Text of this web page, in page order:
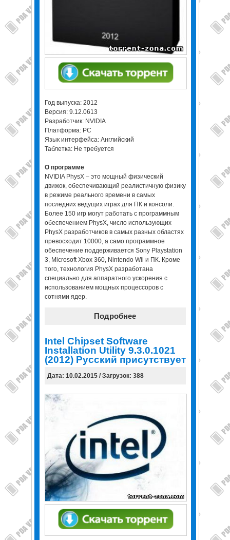
Год выпуска: 2012
Версия: 9.12.0613
Разработчик: NVIDIA
Платформа: PC
Язык интерфейса: Aнглийский
Таблетка: Не требуется
О программе
NVIDIA PhysX – это мощный физический
движок, обеспечивающий реалистичную физику
в режиме реального времени в самых
последних ведущих играх для ПК и консоли.
Более 150 игр могут работать с программным
обеспечением PhysX, число использующих
PhysX разработчиков в самых разных областях
превосходит 10000, а само программное
обеспечение поддерживается Sony Playstation
3, Microsoft Xbox 360, Nintendo Wii и ПК. Кроме
того, технология PhysX разработана
специально для аппаратного ускорения с
использованием мощных процессоров с
сотнями ядер.
Подробнее
Intel Chipset Software
Installation Utility 9.3.0.1021
(2012) Русский присутствует
Дата: 10.02.2015 / Загрузок: 388